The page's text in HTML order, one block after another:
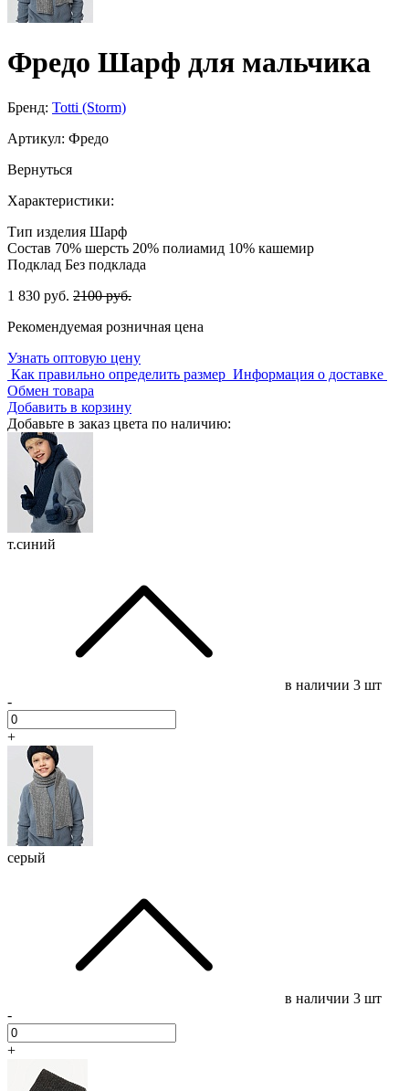
Фредо Шарф для мальчика
Бренд: Totti (Storm)
Артикул: Фредо
Вернуться
Характеристики:
Тип изделия Шарф
Состав 70% шерсть 20% полиамид 10% кашемир
Подклад Без подклада
1 830 руб. 2100 руб.
Рекомендуемая розничная цена
Узнать оптовую цену
Как правильно определить размер Информация о доставке
Обмен товара
Добавить в корзину
Добавьте в заказ цвета по наличию:
т.синий
в наличии 3 шт
-
+
серый
в наличии 3 шт
-
+